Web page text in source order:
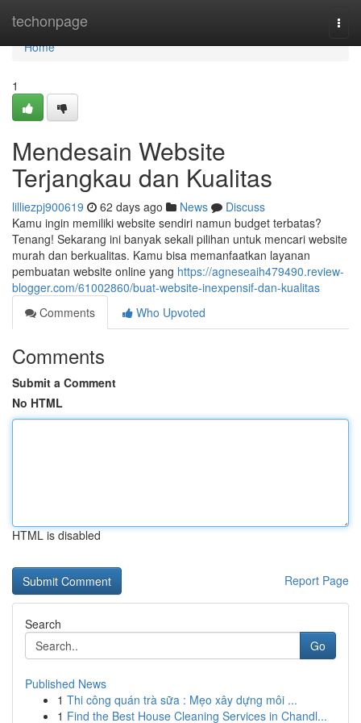
techonpage
Home
Home
1
Mendesain Website
Terjangkau dan Kualitas
lilliezpj900619 62 days ago News
Discuss
Kamu ingin memiliki website sendiri namun budget terbatas?
Tenang! Sekarang ini banyak sekali pilihan untuk mencari website
murah dan berkualitas. Kamu bisa memanfaatkan layanan
pembuatan website online yang https://agneseaih479490.review-
blogger.com/61002860/buat-website-inexpensif-dan-kualitas
Comments
Who Upvoted
Comments
Submit a Comment
No HTML
HTML is disabled
Report Page
Search
Go
Published News
1 Thi công quán trà sữa : Mẹo xây dựng môi ...
1 Find the Best House Cleaning Services in Chandl...